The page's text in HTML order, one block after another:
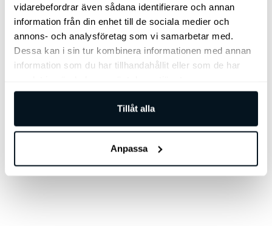
vidarebefordrar även sådana identifierare och annan
information från din enhet till de sociala medier och
annons- och analysföretag som vi samarbetar med.
Dessa kan i sin tur kombinera informationen med annan
information som du har tillhandahållit eller som de har
Tillåt alla
Anpassa
Mer om tjänstebil
Kontakta oss